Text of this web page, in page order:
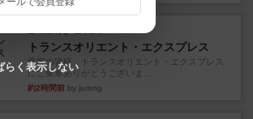
トランスオリエント・エクスプレス
乗客の皆様、トランスオリエント・エクスプレス
にご乗車ありがとうございま...
約2時間前 by jurong
らく表示しない